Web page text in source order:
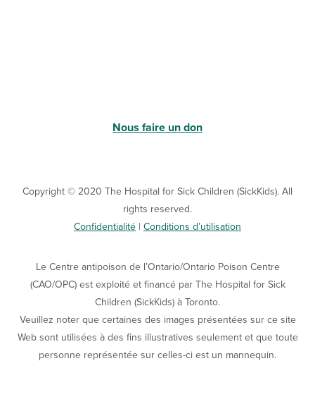
Nous faire un don
Copyright © 2020 The Hospital for Sick Children (SickKids). All
rights reserved.
Confidentialité | Conditions d’utilisation
Le Centre antipoison de l’Ontario/Ontario Poison Centre
(CAO/OPC) est exploité et financé par The Hospital for Sick
Children (SickKids) à Toronto.
Veuillez noter que certaines des images présentées sur ce site
Web sont utilisées à des fins illustratives seulement et que toute
personne représentée sur celles-ci est un mannequin.